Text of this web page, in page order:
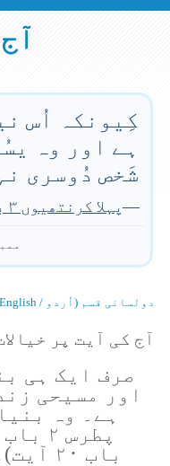
کِیونکہ اُس
ہے اور وہ
شَخص دُوسری
—پہلا کرنتھیوں ۳ باب ۱۱ آیت
دولسانی قسم (اُردو / English)
آج کی آیت پر
صرف ایک ہی
اور مسیحی
ہے۔ وہ
باب